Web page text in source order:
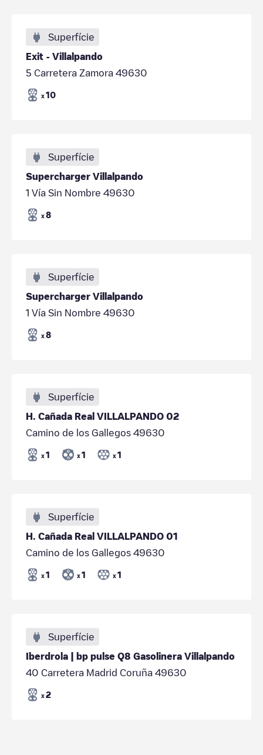
Superfície
Exit - Villalpando
5 Carretera Zamora 49630
x 10
Superfície
Supercharger Villalpando
1 Vía Sin Nombre 49630
x 8
Superfície
Supercharger Villalpando
1 Vía Sin Nombre 49630
x 8
Superfície
H. Cañada Real VILLALPANDO 02
Camino de los Gallegos 49630
x 1 x 1 x 1
Superfície
H. Cañada Real VILLALPANDO 01
Camino de los Gallegos 49630
x 1 x 1 x 1
Superfície
Iberdrola | bp pulse Q8 Gasolinera Villalpando
40 Carretera Madrid Coruña 49630
x 2